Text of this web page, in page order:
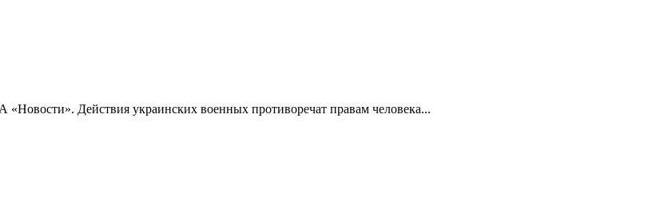
Действия украинских военных противоречат правам человека...